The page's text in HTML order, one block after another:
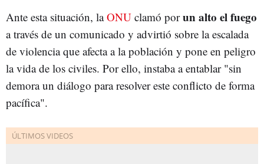
Ante esta situación, laONU clamó porun alto el fuego
a través de un comunicado y advirtió sobre la escalada
de violencia que afecta a la población y pone en peligro
la vida de los civiles. Por ello, instaba a entablar "sin
demora un diálogo para resolver este conflicto de forma
pacífica".